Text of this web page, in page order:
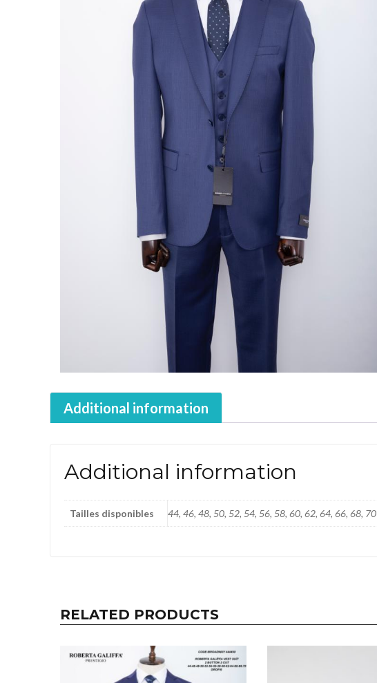
Additional information
Additional information
Tailles disponibles 44, 46, 48, 50, 52, 54, 56, 58, 60, 62, 64, 66, 68, 70
RELATED PRODUCTS